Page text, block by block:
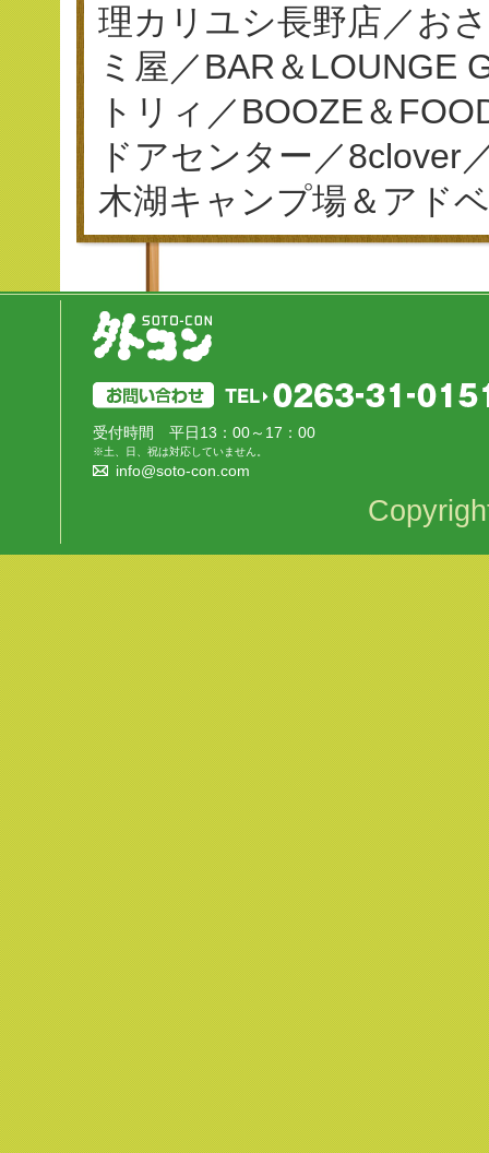
理カリユシ長野店／お
ミ屋／BAR＆LOUNGE
トリィ／BOOZE＆
ドアセンター／8clover
木湖キャンプ場＆アド
受付時間 平日13：00～17：00
※土、日、祝は対応していません。
info@soto-con.com